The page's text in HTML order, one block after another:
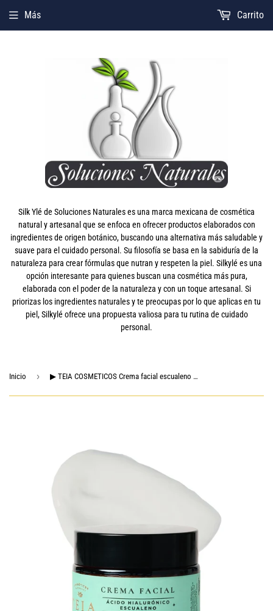
Silk Ylé de Soluciones Naturales es una marca mexicana de cosmética
natural y artesanal que se enfoca en ofrecer productos elaborados con
ingredientes de origen botánico, buscando una alternativa más saludable y
suave para el cuidado personal. Su filosofía se basa en la sabiduría de la
naturaleza para crear fórmulas que nutran y respeten la piel. Silkylé es una
opción interesante para quienes buscan una cosmética más pura,
elaborada con el poder de la naturaleza y con un toque artesanal. Si
priorizas los ingredientes naturales y te preocupas por lo que aplicas en tu
piel, Silkylé ofrece una propuesta valiosa para tu rutina de cuidado
personal.
Más Carrito
Inicio › ▶ TEIA COSMETICOS Crema facial escualeno + ácido hialurónico Humectante, Vegano, Libre de crueldad, Ingredientes seguros